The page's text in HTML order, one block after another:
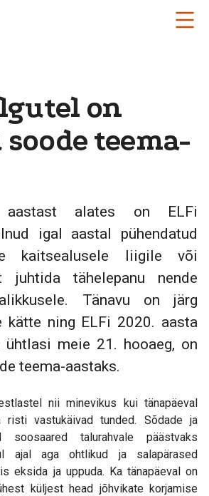
on
teema-
alates on ELFi
igal aastal pühendatud
kaitsealusele liigile või
juhtida tähelepanu nende
Tänavu on järg
kätte ning ELFi 2020. aasta
meie 21. hooaeg, on
teema-aastaks.
nii minevikus kui tänapäeval
risti vastukäivad tunded. Sõdade ja
talurahvale päästvaks
ajal aga ohtlikud ja salapärased
eksida ja uppuda. Ka tänapäeval on
küljest head jõhvikate korjamise